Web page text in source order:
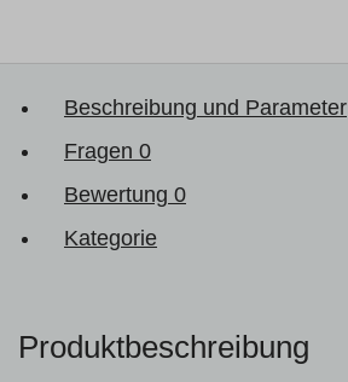
Beschreibung und Parameter
Fragen 0
Bewertung 0
Kategorie
Produktbeschreibung